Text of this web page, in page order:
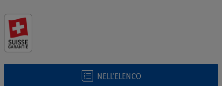
NELL’ELENCO